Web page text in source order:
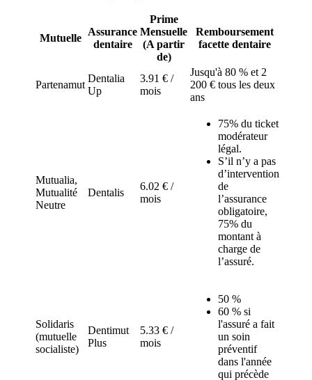
Mutuelle
Assurance
dentaire
Prime
Mensuelle
(A partir
de)
Remboursement
facette dentaire
Partenamut
Dentalia
Up
3.91 € /
mois
Jusqu'à 80 % et 2
200 € tous les deux
ans
Mutualia,
Mutualité
Neutre
Dentalis
6.02 € /
mois
75% du ticket
modérateur
légal.
S’il n’y a pas
d’intervention
de
l’assurance
obligatoire,
75% du
montant à
charge de
l’assuré.
Solidaris
(mutuelle
socialiste)
Dentimut
Plus
5.33 € /
mois
50 %
60 % si
l'assuré a fait
un soin
préventif
dans l'année
qui précède